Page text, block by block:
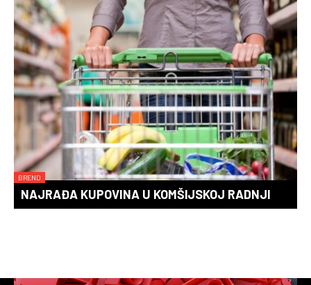
BREND
NAJRAĐA KUPOVINA U KOMŠIJSKOJ RADNJI